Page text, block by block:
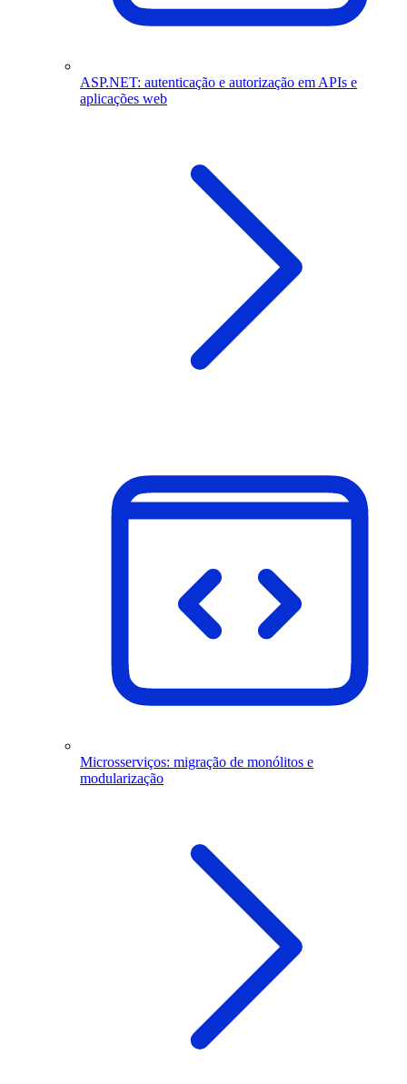
ASP.NET: autenticação e autorização em APIs e
aplicações web
Microsserviços: migração de monólitos e
modularização